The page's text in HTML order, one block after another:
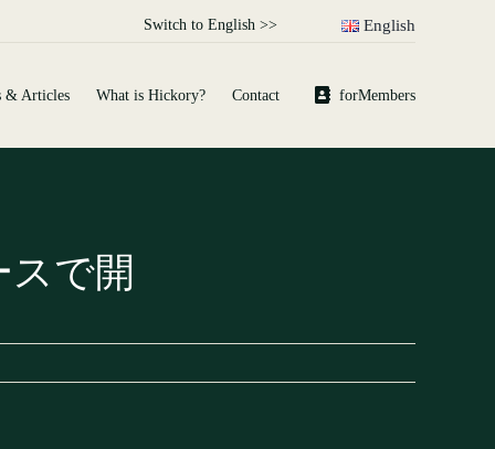
Switch to English >> English
& Articles What is Hickory? Contact forMembers
で開